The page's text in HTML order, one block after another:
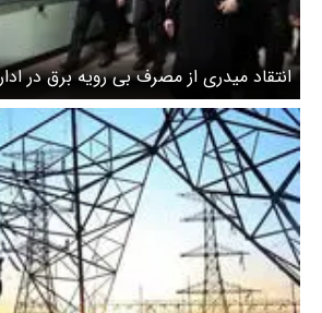
انتقاد میدری از مصرف بی رویه برق در